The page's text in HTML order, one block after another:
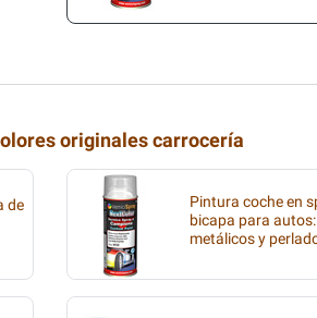
originales carrocería
de
Pintura coche en
bicapa para
metálicos y